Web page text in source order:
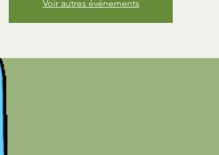
Voir autres événements